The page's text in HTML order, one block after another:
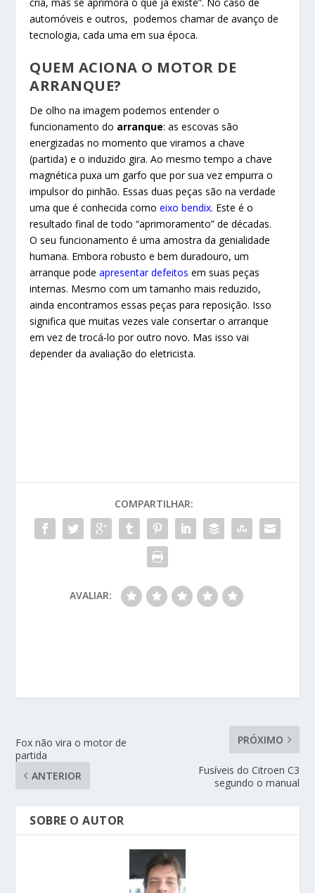
automóveis e outros, podemos chamar de avanço de
tecnologia, cada uma em sua época.
QUEM ACIONA O MOTOR DE
ARRANQUE?
De olho na imagem podemos entender o
funcionamento do arranque: as escovas são
energizadas no momento que viramos a chave
(partida) e o induzido gira. Ao mesmo tempo a chave
magnética puxa um garfo que por sua vez empurra o
impulsor do pinhão. Essas duas peças são na verdade
uma que é conhecida comoeixo bendix. Este é o
resultado final de todo “aprimoramento” de décadas.
O seu funcionamento é uma amostra da genialidade
humana. Embora robusto e bem duradouro, um
arranque podeapresentar defeitosem suas peças
internas. Mesmo com um tamanho mais reduzido,
ainda encontramos essas peças para reposição. Isso
significa que muitas vezes vale consertar o arranque
em vez de trocá-lo por outro novo. Mas isso vai
depender da avaliação do eletricista.
COMPARTILHAR:
AVALIAR:
Fox não vira o motor de
partida
ANTERIOR
PRÓXIMO
Fusíveis do Citroen C3
segundo o manual
SOBRE O AUTOR